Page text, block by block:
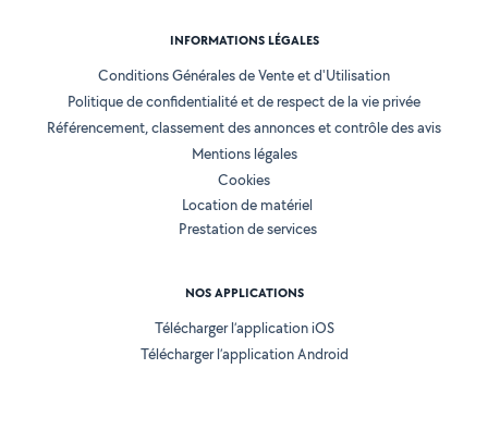
INFORMATIONS LÉGALES
Conditions Générales de Vente et d'Utilisation
Politique de confidentialité et de respect de la vie privée
Référencement, classement des annonces et contrôle des avis
Mentions légales
Cookies
Location de matériel
Prestation de services
NOS APPLICATIONS
Télécharger l’application iOS
Télécharger l’application Android